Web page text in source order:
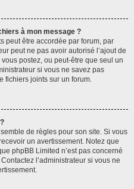
à mon message ?
peut être accordée par forum, par
peut ne pas avoir autorisé l’ajout de
postez, ou peut-être que seul un
si vous ne savez pas
fichiers joints sur un forum.
de règles pour son site. Si vous
un avertissement. Notez que
phpBB Limited n’est pas concerné
l’administrateur si vous ne